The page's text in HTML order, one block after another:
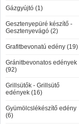
Gázgyújtó (1)
Gesztenyepüré készítő -
Gesztenyevágó (2)
Grafitbevonatú edény (19)
Gránitbevonatos edények
(92)
Grillsütők - Grillsütő
edények (16)
Gyümölcslékészítő edény
(6)